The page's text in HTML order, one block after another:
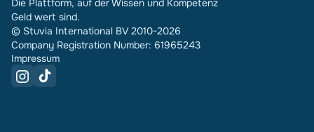
Die Plattform, auf der Wissen und Kompetenz
Geld wert sind.
© Stuvia International BV 2010-2026
Company Registration Number: 61965243
Impressum